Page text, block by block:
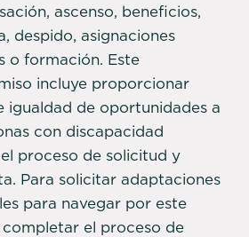
ascenso, beneficios,
despido, asignaciones
o formación. Este
incluye proporcionar
igualdad de oportunidades a
con discapacidad
proceso de solicitud y
Para solicitar adaptaciones
para navegar por este
el proceso de